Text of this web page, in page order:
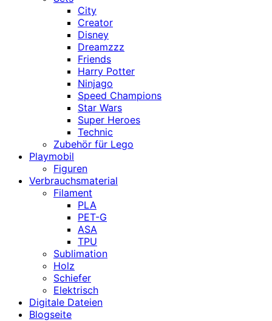
City
Creator
Disney
Dreamzzz
Friends
Harry Potter
Ninjago
Speed Champions
Star Wars
Super Heroes
Technic
Zubehör für Lego
Playmobil
Figuren
Verbrauchsmaterial
Filament
PLA
PET-G
ASA
TPU
Sublimation
Holz
Schiefer
Elektrisch
Digitale Dateien
Blogseite